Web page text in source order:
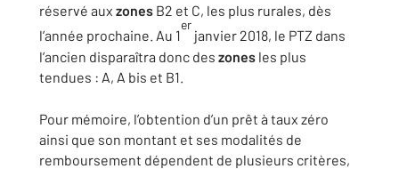
réservé aux zones B2 et C, les plus rurales, dès
l’année prochaine. Au 1
er
janvier 2018, le PTZ dans
l’ancien disparaîtra donc des zones les plus
tendues : A, A bis et B1.
Pour mémoire, l’obtention d’un prêt à taux zéro
ainsi que son montant et ses modalités de
remboursement dépendent de plusieurs critères,